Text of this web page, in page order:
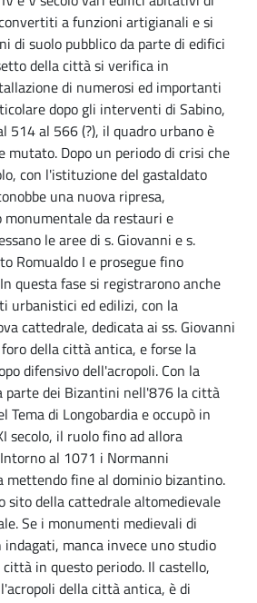
a funzioni artigianali e si
di suolo pubblico da parte di edifici
della città si verifica in
di numerosi ed importanti
dopo gli interventi di Sabino,
514 al 566 (?), il quadro urbano è
mutato. Dopo un periodo di crisi che
con l'istituzione del gastaldato
una nuova ripresa,
da restauri e
le aree di s. Giovanni e s.
Romualdo I e prosegue fino
questa fase si registrarono anche
urbanistici ed edilizi, con la
cattedrale, dedicata ai ss. Giovanni
della città antica, e forse la
difensivo dell'acropoli. Con la
parte dei Bizantini nell'876 la città
Tema di Longobardia e occupò in
secolo, il ruolo fino ad allora
al 1071 i Normanni
mettendo fine al dominio bizantino.
sito della cattedrale altomedievale
Se i monumenti medievali di
indagati, manca invece uno studio
in questo periodo. Il castello,
della città antica, è di